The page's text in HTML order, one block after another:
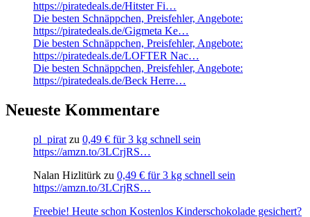
https://piratedeals.de/Hitster Fi…
Die besten Schnäppchen, Preisfehler, Angebote:
https://piratedeals.de/Gigmeta Ke…
Die besten Schnäppchen, Preisfehler, Angebote:
https://piratedeals.de/LOFTER Nac…
Die besten Schnäppchen, Preisfehler, Angebote:
https://piratedeals.de/Beck Herre…
Neueste Kommentare
pl_pirat zu 0,49 € für 3 kg schnell sein
https://amzn.to/3LCrjRS…
Nalan Hizlitürk zu 0,49 € für 3 kg schnell sein
https://amzn.to/3LCrjRS…
Freebie! Heute schon Kostenlos Kinderschokolade gesichert?